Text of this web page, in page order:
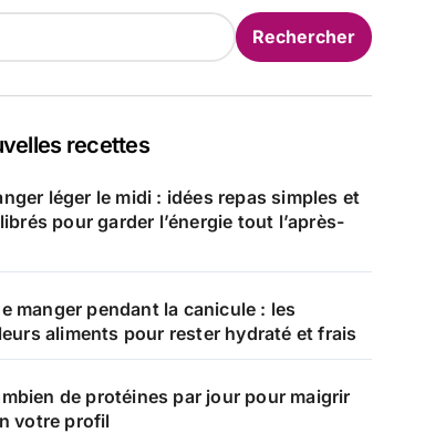
Rechercher
recettes
léger le midi : idées repas simples et
pour garder l’énergie tout l’après-
manger pendant la canicule : les
aliments pour rester hydraté et frais
de protéines par jour pour maigrir
votre profil